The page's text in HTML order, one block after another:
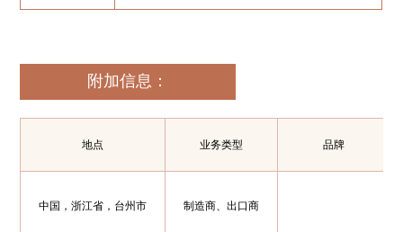
附加信息：
地点 业务类型 品牌
中国，浙江省，台州市 制造商、出口商